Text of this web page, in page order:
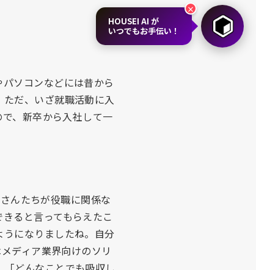
ソコンなどには昔から
だ、いざ就職活動に入
、新卒から入社して一
んたちが役職に関係な
ると言ってもらえたこ
になりましたね。自分
ディア業界向けのソリ
HOUSEI AI が
いつでもお手伝い！
×